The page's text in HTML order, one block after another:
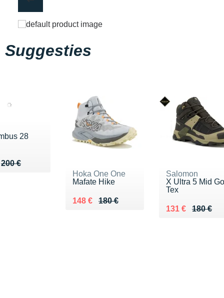
Suggesties
28
200 €200 €
€
Hoka One One
Mafate Hike
180 €
Au lieu de 180 €
148 €
Vendu 148 €
Salomon
X Ultra 5 Mid
Tex
180 €
Au lieu de 180
131 €
Vendu 131 €